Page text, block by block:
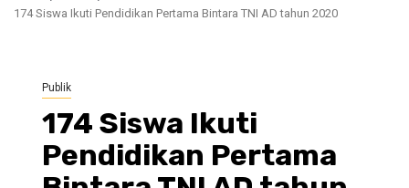
174 Siswa Ikuti Pendidikan Pertama Bintara TNI AD tahun 2020
Publik
174 Siswa Ikuti
Pendidikan Pertama